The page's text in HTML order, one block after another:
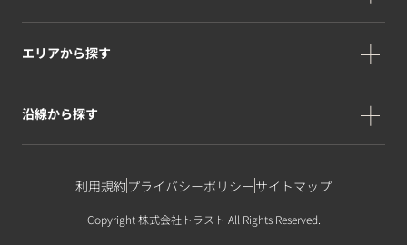
エリアから探す
沿線から探す
利用規約プライバシーポリシーサイトマップ
Copyright 株式会社トラスト All Rights Reserved.